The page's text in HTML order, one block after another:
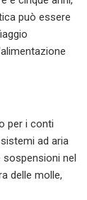
può essere
per i conti
ad aria
nel
delle molle,